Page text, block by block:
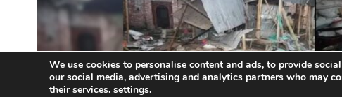
We use cookies to personalise content and ads, to provide
our social media, advertising and analytics partners who may
their services. settings.